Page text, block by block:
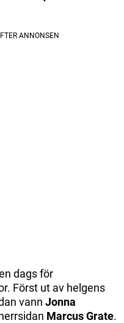
dags för
Först ut av helgens
vann Jonna
Marcus Grate.